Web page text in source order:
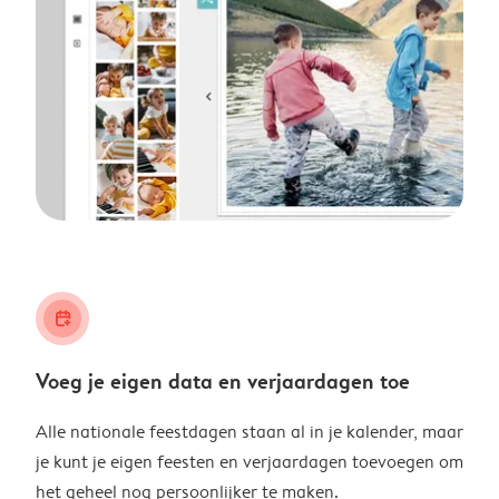
calendar_plus
Voeg je eigen data en verjaardagen toe
Alle nationale feestdagen staan al in je kalender, maar
je kunt je eigen feesten en verjaardagen toevoegen om
het geheel nog persoonlijker te maken.